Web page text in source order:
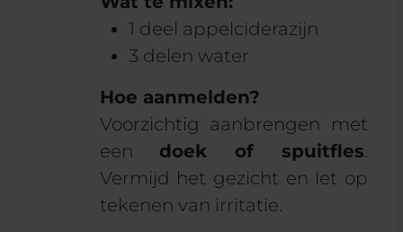
1 deel appelciderazijn
3 delen water
Hoe aanmelden?
Voorzichtig aanbrengen met
een doek of spuitfles
Vermijd het gezicht en let op
tekenen van irritatie.